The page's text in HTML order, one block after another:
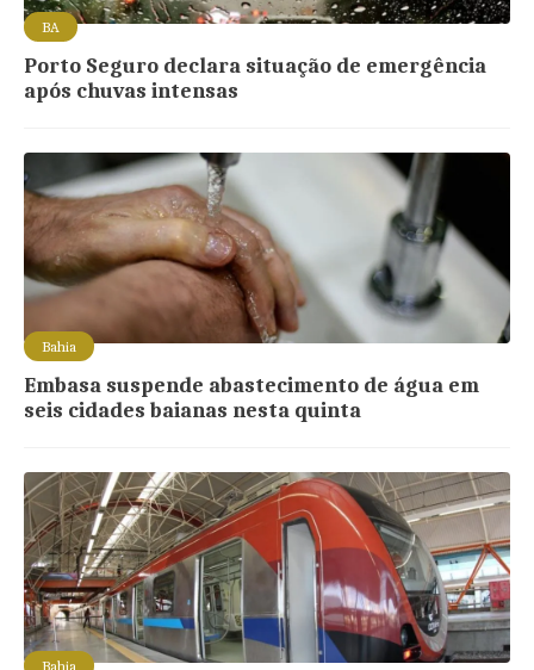
BA
Porto Seguro declara situação de emergência
após chuvas intensas
Bahia
Embasa suspende abastecimento de água em
seis cidades baianas nesta quinta
Bahia